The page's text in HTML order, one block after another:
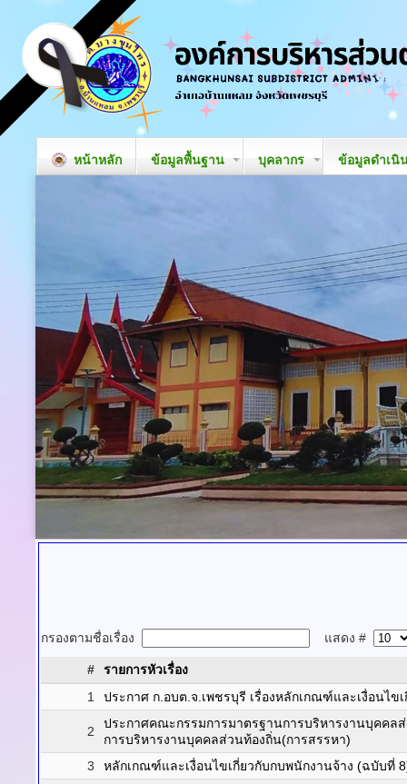
หน้าหลัก ข้อมูลพื้นฐาน บุคลากร ข้อมูลดำเนิ
กรองตามชื่อเรื่อง แสดง #
#
รายการหัวเรื่อง
1
ประกาศ ก.อบต.จ.เพชรบุรี เรื่องหลักเกณฑ์และเงื่อนไข
2
ประกาศคณะกรรมการมาตรฐานการบริหารงานบุคคล
การบริหารงานบุคคลส่วนท้องถิ่น(การสรรหา)
3
หลักเกณฑ์และเงื่อนไขเกี่ยวกับกบพนักงานจ้าง (ฉบับที่